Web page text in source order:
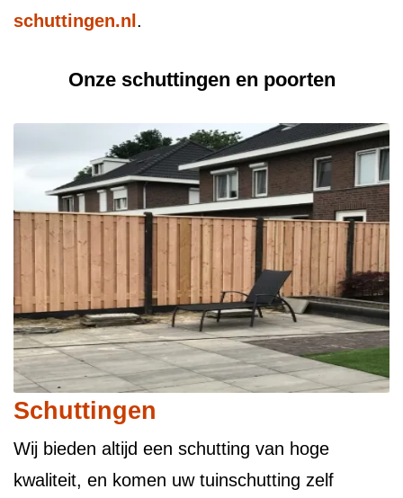
schuttingen.nl .
Onze schuttingen en poorten
Schuttingen
Wij bieden altijd een schutting van hoge
kwaliteit, en komen uw tuinschutting zelf